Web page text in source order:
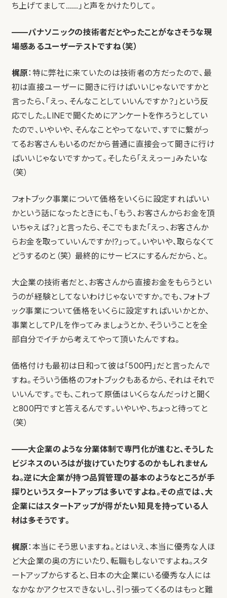
ち上げてまして……」と声をかけたりして。
——パナソニックの技術者だとやったことがなさそうな現
場感あるユーザーテストですね（笑）
梶原：特に弊社に来ていたのは技術者の方だったので、最
初は直接ユーザーに聞きに行けばいいじゃないですかと
言ったら、「えっ、そんなことしていいんですか？」という反
応でした。LINEで聞くためにアンケートを作ろうとしてい
たので、いやいや、そんなことやってないで、すでに繋がっ
てるお客さんもいるのだから普通に直接会って聞きに行け
ばいいじゃないですかって。そしたら「ええっー」みたいな
（笑）
フォトブック事業について価格をいくらに設定すればいい
かという話になったときにも、「もう、お客さんからお金を頂
いちゃえば？」と言ったら、そこでもまた「えっ、お客さんか
らお金を取っていいんですか!?」って。いやいや、取らなくて
どうするのと（笑） 最終的にサービスにするんだから、と。
大企業の技術者だと、お客さんから直接お金をもらうとい
うのが経験としてないわけじゃないですか。でも、フォトブ
ック事業について価格をいくらに設定すればいいかとか、
事業としてP/Lを作ってみましょうとか、そういうことを全
部自分でイチから考えてやって頂いたんですね。
価格付けも最初は日和って彼は「500円」だと言ったんで
すね。そういう価格のフォトブックもあるから、それはそれで
いいんです。でも、これって原価はいくらなんだっけと聞く
と800円ですと答えるんです。いやいや、ちょっと待ってと
（笑）
——大企業のような分業体制で専門化が進むと、そうした
ビジネスのいろはが抜けていたりするのかもしれません
ね。逆に大企業が持つ品質管理の基本のようなところが手
探りというスタートアップは多いですよね。その点では、大
企業にはスタートアップが得がたい知見を持っている人
材は多そうです。
梶原：本当にそう思いますね。とはいえ、本当に優秀な人ほ
ど大企業の奥の方にいたり、転職もしないですよね。スタ
ートアップからすると、日本の大企業にいる優秀な人には
なかなかアクセスできないし、引っ張ってくるのはもっと難